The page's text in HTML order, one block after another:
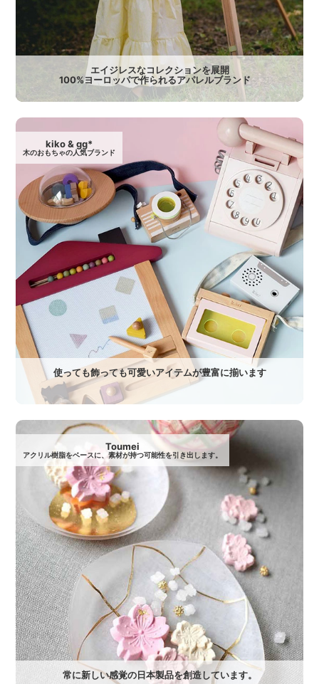
エイジレスなコレクションを展開
100%ヨーロッパで作られるアパレルブランド
kiko & gg*
木のおもちゃの人気ブランド
使っても飾っても可愛いアイテムが豊富に揃います
Toumei
アクリル樹脂をベースに、素材が持つ可能性を引き出します。
常に新しい感覚の日本製品を創造しています。